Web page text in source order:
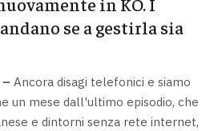
se a gestirla sia
– Ancora disagi telefonici e siamo
un mese dall'ultimo episodio, che
e dintorni senza rete internet,